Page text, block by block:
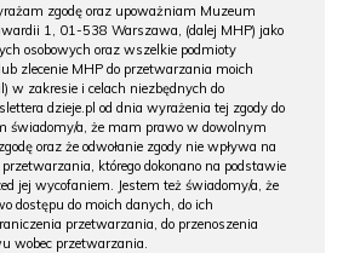
zgodę oraz upoważniam Muzeum
1, 01-538 Warszawa, (dalej MHP) jako
osobowych oraz wszelkie podmioty
zlecenie MHP do przetwarzania moich
w zakresie i celach niezbędnych do
dzieje.pl od dnia wyrażenia tej zgody do
świadomy/a, że mam prawo w dowolnym
oraz że odwołanie zgody nie wpływa na
którego dokonano na podstawie
jej wycofaniem. Jestem też świadomy/a, że
dostępu do moich danych, do ich
przetwarzania, do przenoszenia
wobec przetwarzania.